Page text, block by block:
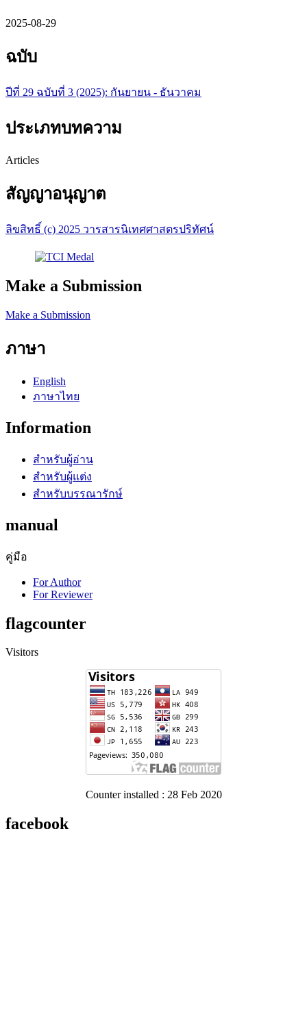
2025-08-29
ฉบับ
ปีที่ 29 ฉบับที่ 3 (2025): กันยายน - ธันวาคม
ประเภทบทความ
Articles
สัญญาอนุญาต
ลิขสิทธิ์ (c) 2025 วารสารนิเทศศาสตรปริทัศน์
Make a Submission
Make a Submission
ภาษา
English
ภาษาไทย
Information
สำหรับผู้อ่าน
สำหรับผู้แต่ง
สำหรับบรรณารักษ์
manual
คู่มือ
For Author
For Reviewer
flagcounter
Visitors
Counter installed : 28 Feb 2020
facebook